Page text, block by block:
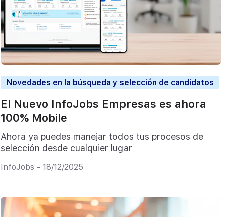
Novedades en la búsqueda y selección de candidatos
El Nuevo InfoJobs Empresas es ahora
100% Mobile
Ahora ya puedes manejar todos tus procesos de
selección desde cualquier lugar
InfoJobs - 18/12/2025